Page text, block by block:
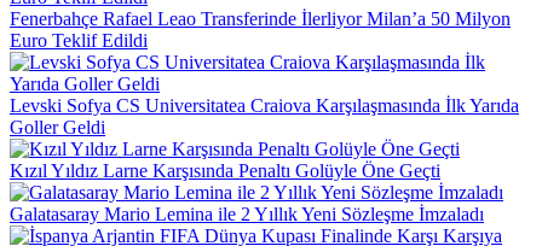
Fenerbahçe Rafael Leao Transferinde İlerliyor Milan’a 50 Milyon
Euro Teklif Edildi
Levski Sofya CS Universitatea Craiova Karşılaşmasında İlk Yarıda
Goller Geldi
Kızıl Yıldız Larne Karşısında Penaltı Golüyle Öne Geçti
Galatasaray Mario Lemina ile 2 Yıllık Yeni Sözleşme İmzaladı